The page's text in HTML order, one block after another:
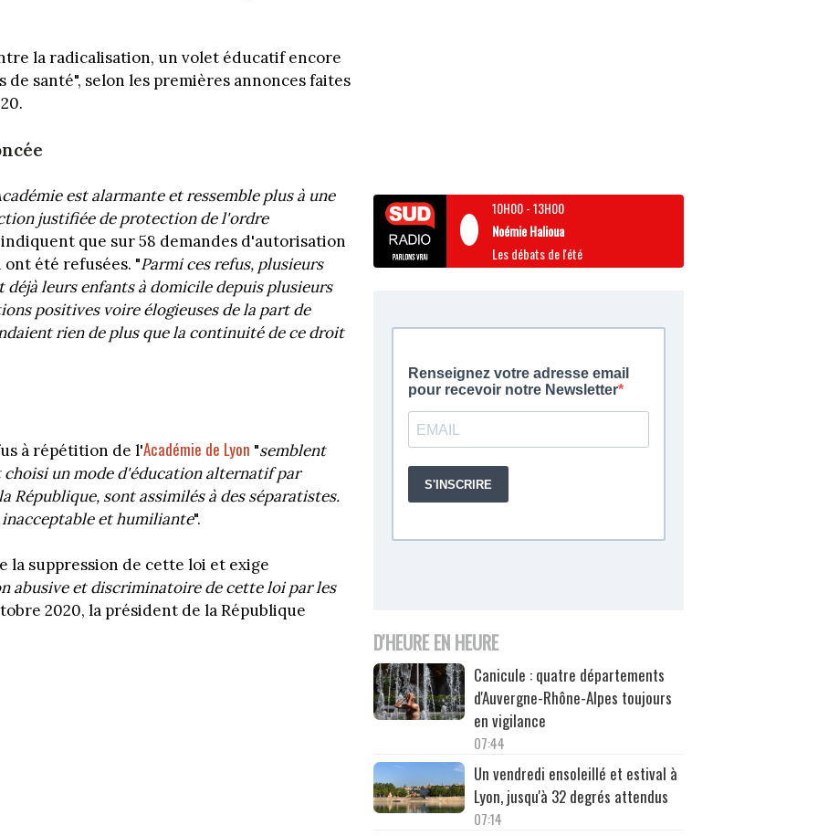
la radicalisation, un volet éducatif encore
santé", selon les premières annonces faites
est alarmante et ressemble plus à une
justifiée de protection de l'ordre
que sur 58 demandes d'autorisation
été refusées. "Parmi ces refus, plusieurs
leurs enfants à domicile depuis plusieurs
positives voire élogieuses de la part de
rien de plus que la continuité de ce droit
à répétition de l'Académie de Lyon "semblent
un mode d'éducation alternatif par
République, sont assimilés à des séparatistes.
et humiliante".
la suppression de cette loi et exige
abusive et discriminatoire de cette loi par les
2020, la président de la République
10H00-13H00
Noémie Halioua
Les débats de l'été
D'HEURE EN HEURE
Canicule : quatre départements
d'Auvergne-Rhône-Alpes toujours
en vigilance
07:44
Un vendredi ensoleillé et estival à
Lyon, jusqu'à 32 degrés attendus
07:14